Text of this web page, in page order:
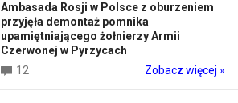
Ambasada Rosji w Polsce z oburzeniem
przyjęła demontaż pomnika
upamiętniającego żołnierzy Armii
Czerwonej w Pyrzycach
12
Zobacz więcej »